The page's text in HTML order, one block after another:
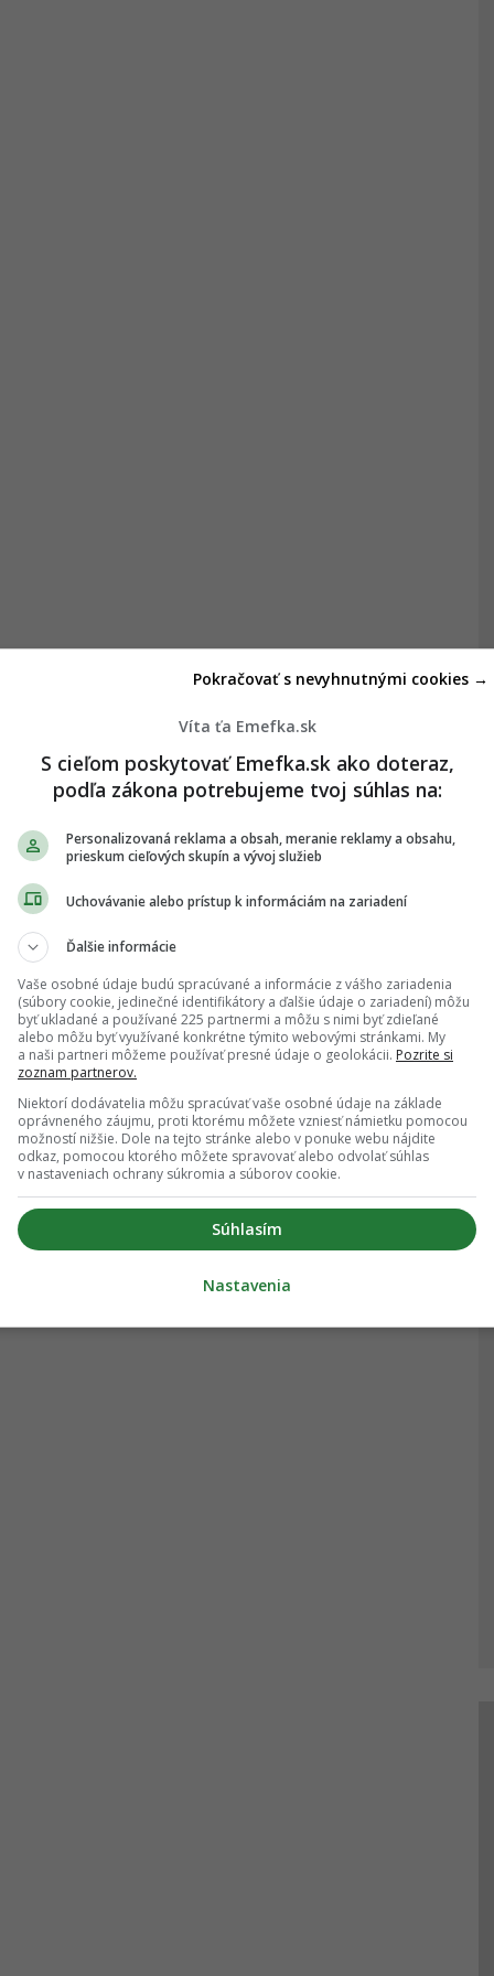
Víta ťa Emefka.sk
S cieľom poskytovať Emefka.sk ako doteraz,
podľa zákona potrebujeme tvoj súhlas na:
Personalizovaná reklama a obsah, meranie reklamy a obsahu,
prieskum cieľových skupín a vývoj služieb
Uchovávanie alebo prístup k informáciám na zariadení
Ďalšie informácie
Vaše osobné údaje budú spracúvané a informácie z vášho zariadenia
(súbory cookie, jedinečné identifikátory a ďalšie údaje o zariadení) môžu
byť ukladané a používané 225 partnermi a môžu s nimi byť zdieľané
alebo môžu byť využívané konkrétne týmito webovými stránkami. My
a naši partneri môžeme používať presné údaje o geolokácii. Pozrite si
zoznam partnerov.
Niektorí dodávatelia môžu spracúvať vaše osobné údaje na základe
oprávneného záujmu, proti ktorému môžete vzniesť námietku pomocou
možností nižšie. Dole na tejto stránke alebo v ponuke webu nájdite
odkaz, pomocou ktorého môžete spravovať alebo odvolať súhlas
v nastaveniach ochrany súkromia a súborov cookie.
Súhlasím
Pokračovať s nevyhnutnými cookies →
Nastavenia